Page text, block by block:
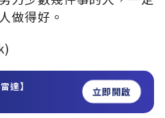
做得好。
達】 立即開啟